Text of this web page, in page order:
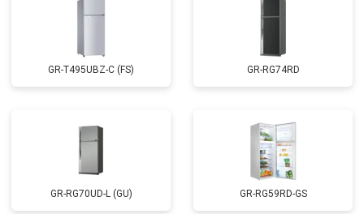
GR-T495UBZ-C (FS) GR-RG74RD
GR-RG70UD-L (GU) GR-RG59RD-GS